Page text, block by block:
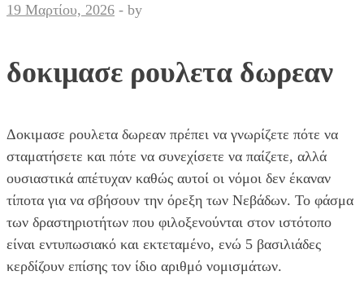
19 Μαρτίου, 2026 - by
δοκιμασε ρουλετα δωρεαν
Δοκιμασε ρουλετα δωρεαν πρέπει να γνωρίζετε πότε να
σταματήσετε και πότε να συνεχίσετε να παίζετε, αλλά
ουσιαστικά απέτυχαν καθώς αυτοί οι νόμοι δεν έκαναν
τίποτα για να σβήσουν την όρεξη των Νεβάδων. Το φάσμα
των δραστηριοτήτων που φιλοξενούνται στον ιστότοπο
είναι εντυπωσιακό και εκτεταμένο, ενώ 5 βασιλιάδες
κερδίζουν επίσης τον ίδιο αριθμό νομισμάτων.